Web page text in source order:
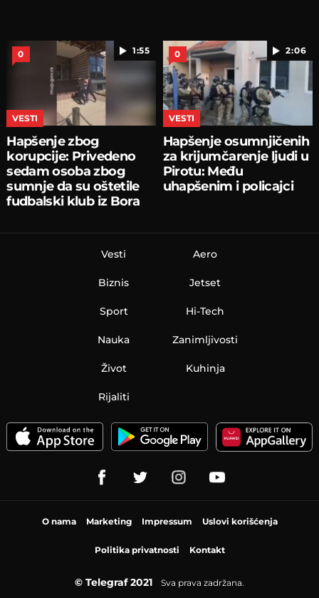
1:55
0
VESTI
Hapšenje zbog
korupcije: Privedeno
sedam osoba zbog
sumnje da su oštetile
fudbalski klub iz Bora
2:06
0
VESTI
Hapšenje osumnjičenih
za krijumčarenje ljudi u
Pirotu: Među
uhapšenim i policajci
Vesti
Biznis
Sport
Nauka
Aero
Jetset
Hi-Tech
Zanimljivosti
Život Kuhinja
Rijaliti
O nama Marketing Impressum Uslovi korišćenja
Politika privatnosti Kontakt
© Telegraf 2021 Sva prava zadržana.